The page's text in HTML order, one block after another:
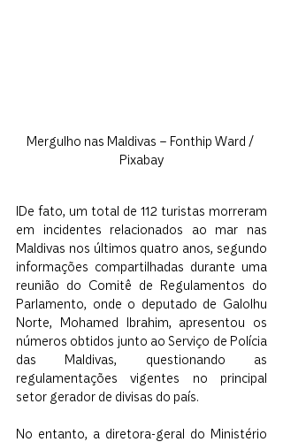
Mergulho nas Maldivas – Fonthip Ward /
Pixabay
IDe fato, um total de 112 turistas morreram
em incidentes relacionados ao mar nas
Maldivas nos últimos quatro anos, segundo
informações compartilhadas durante uma
reunião do Comitê de Regulamentos do
Parlamento, onde o deputado de Galolhu
Norte, Mohamed Ibrahim, apresentou os
números obtidos junto ao Serviço de Polícia
das Maldivas, questionando as
regulamentações vigentes no principal
setor gerador de divisas do país.
No entanto, a diretora-geral do Ministério